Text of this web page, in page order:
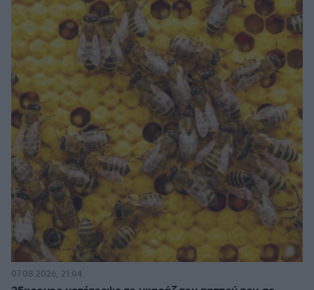
07.08.2026, 21:04